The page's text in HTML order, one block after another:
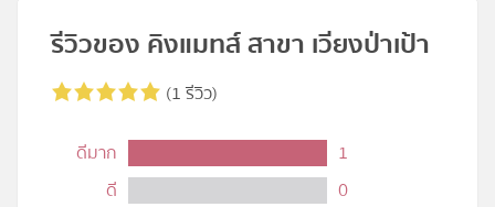
รีวิวของ คิงแมทส์ สาขา เวียงป่าเป้า
(1 รีวิว)
ดีมาก
1
ดี
0